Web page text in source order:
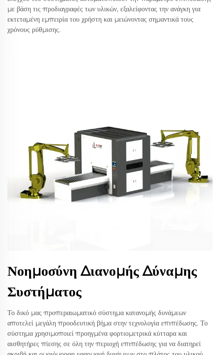
με βάση τις προδιαγραφές των υλικών, εξαλείφοντας την ανάγκη για
εκτεταμένη εμπειρία του χρήστη και μειώνοντας σημαντικά τους
χρόνους ρύθμισης.
Νοημοσύνη Διανομής Δύναμης
Συστήματος
Το δικό μας προπεραιωματικό σύστημα κατανομής δυνάμεων
αποτελεί μεγάλη προοδευτική βήμα στην τεχνολογία επιπέδωσης. Το
σύστημα χρησιμοποιεί προηγμένα φορτιομετρικά κύτταρα και
αισθητήρες πίεσης σε όλη την περιοχή επιπέδωσης για να διατηρεί